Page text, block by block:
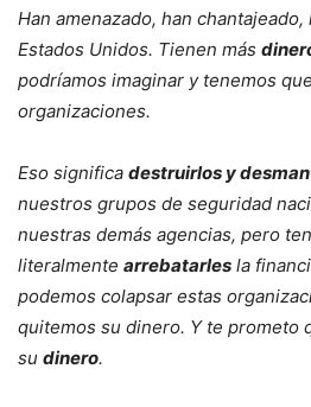
Han amenazado, han
Estados Unidos. Tienen más
podríamos imaginar y tenemos
organizaciones.
Eso significa destruirlos y
nuestros grupos de seguridad
nuestras demás agencias, pero
literalmente arrebatarles la
podemos colapsar estas
quitemos su dinero. Y te prometo
su dinero.